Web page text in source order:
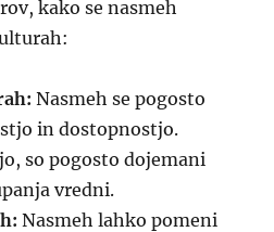
kako se nasmeh
Nasmeh se pogosto
in dostopnostjo.
so pogosto dojemani
vredni.
Nasmeh lahko pomeni